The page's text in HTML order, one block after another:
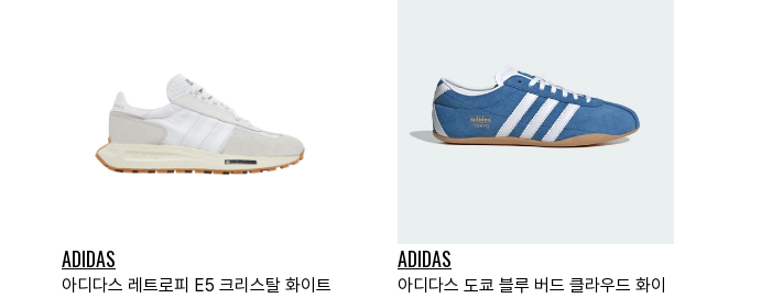
ADIDAS
아디다스 레트로피 E5 크리스탈 화이트
ADIDAS
아디다스 도쿄 블루 버드 클라우드 화이